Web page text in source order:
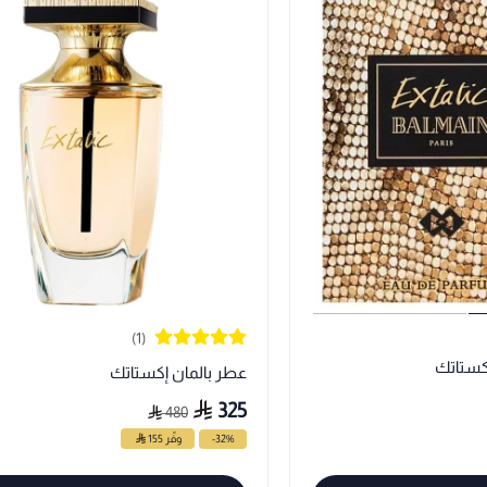
(1)
عطر بالمان إكستاتك
325
480
-32% وفّر 155